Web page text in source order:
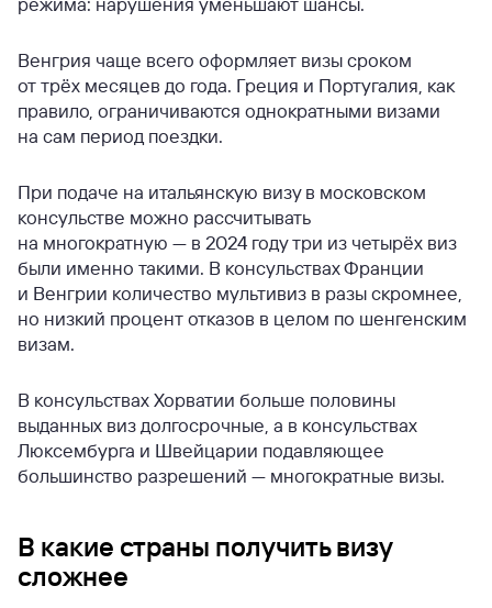
Венгрия чаще всего оформляет визы сроком
от трёх месяцев до года. Греция и Португалия, как
правило, ограничиваются однократными визами
на сам период поездки.
При подаче на итальянскую визу в московском
консульстве можно рассчитывать
на многократную — в 2024 году три из четырёх виз
были именно такими. В консульствах Франции
и Венгрии количество мультивиз в разы скромнее,
но низкий процент отказов в целом по шенгенским
визам.
В консульствах Хорватии больше половины
выданных виз долгосрочные, а в консульствах
Люксембурга и Швейцарии подавляющее
большинство разрешений — многократные визы.
В какие страны получить визу
сложнее